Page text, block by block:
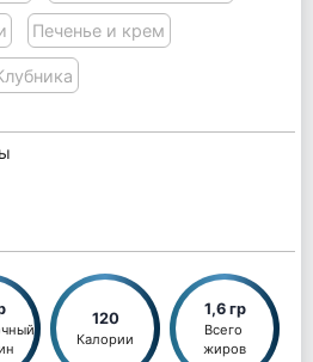
Печенье и крем
120
Калории
1,6 гр
Всего
жиров